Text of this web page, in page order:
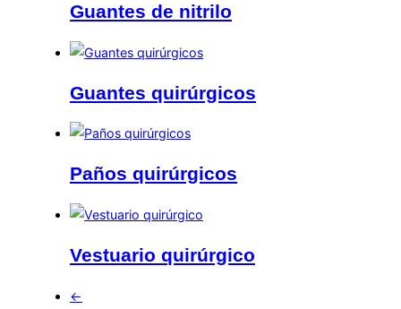
Guantes de nitrilo
Guantes quirúrgicos
Paños quirúrgicos
Vestuario quirúrgico
←